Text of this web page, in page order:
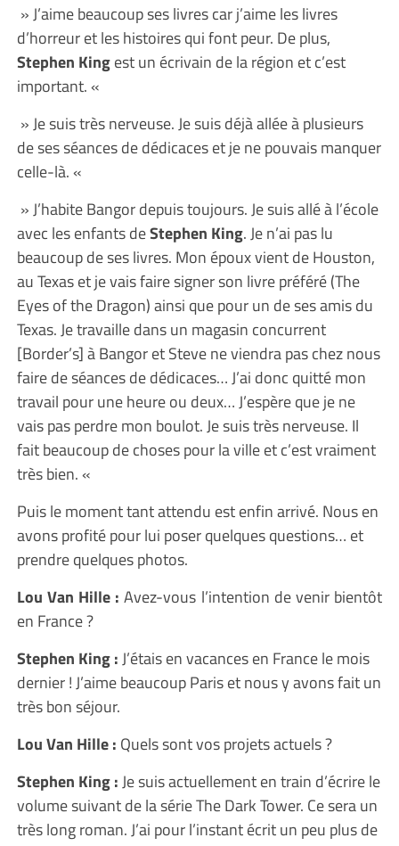
» J’aime beaucoup ses livres car j’aime les livres
d’horreur et les histoires qui font peur. De plus,
Stephen Kingest un écrivain de la région et c’est
important. «
» Je suis très nerveuse. Je suis déjà allée à plusieurs
de ses séances de dédicaces et je ne pouvais manquer
celle-là. «
» J’habite Bangor depuis toujours. Je suis allé à l’école
avec les enfants deStephen King. Je n’ai pas lu
beaucoup de ses livres. Mon époux vient de Houston,
au Texas et je vais faire signer son livre préféré (The
Eyes of the Dragon) ainsi que pour un de ses amis du
Texas. Je travaille dans un magasin concurrent
[Border’s] à Bangor et Steve ne viendra pas chez nous
faire de séances de dédicaces… J’ai donc quitté mon
travail pour une heure ou deux… J’espère que je ne
vais pas perdre mon boulot. Je suis très nerveuse. Il
fait beaucoup de choses pour la ville et c’est vraiment
très bien. «
Puis le moment tant attendu est enfin arrivé. Nous en
avons profité pour lui poser quelques questions… et
prendre quelques photos.
Lou Van Hille : Avez-vous l’intention de venir bientôt
en France ?
Stephen King :J’étais en vacances en France le mois
dernier ! J’aime beaucoup Paris et nous y avons fait un
très bon séjour.
Lou Van Hille : Quels sont vos projets actuels ?
Stephen King :Je suis actuellement en train d’écrire le
volume suivant de la série The Dark Tower. Ce sera un
très long roman. J’ai pour l’instant écrit un peu plus de